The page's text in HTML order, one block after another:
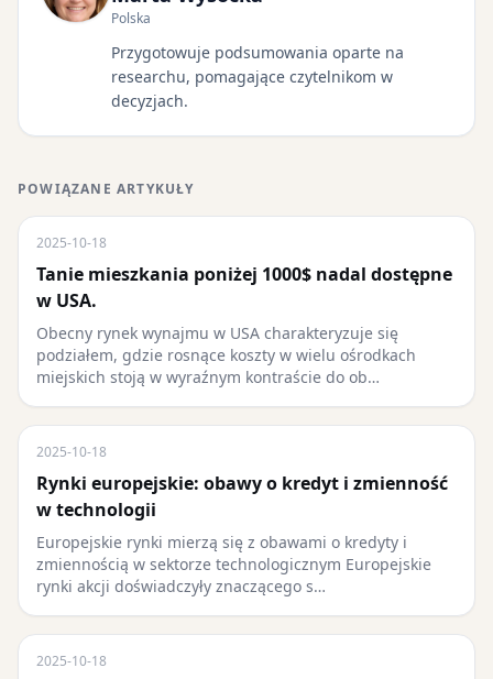
Polska
Przygotowuje podsumowania oparte na
researchu, pomagające czytelnikom w
decyzjach.
POWIĄZANE ARTYKUŁY
2025-10-18
Tanie mieszkania poniżej 1000$ nadal dostępne
w USA.
Obecny rynek wynajmu w USA charakteryzuje się
podziałem, gdzie rosnące koszty w wielu ośrodkach
miejskich stoją w wyraźnym kontraście do ob…
2025-10-18
Rynki europejskie: obawy o kredyt i zmienność
w technologii
Europejskie rynki mierzą się z obawami o kredyty i
zmiennością w sektorze technologicznym Europejskie
rynki akcji doświadczyły znaczącego s…
2025-10-18